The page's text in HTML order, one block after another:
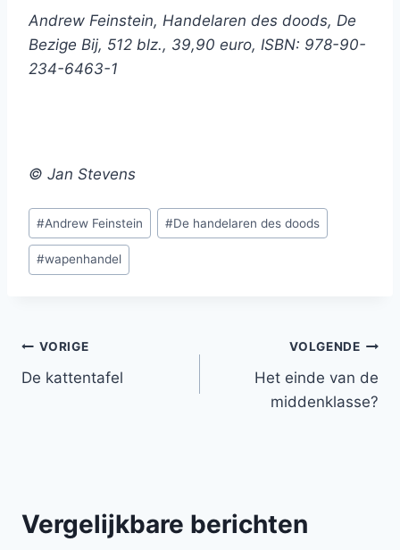
Andrew Feinstein, Handelaren des doods, De
Bezige Bij, 512 blz., 39,90 euro, ISBN: 978-90-
234-6463-1
© Jan Stevens
Bericht
tags:
#Andrew Feinstein #De handelaren des doods
#wapenhandel
Bericht
navigatie
VORIGE
De kattentafel
VOLGENDE
Het einde van de
middenklasse?
Vergelijkbare berichten